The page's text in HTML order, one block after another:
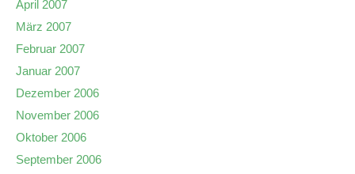
April 2007
März 2007
Februar 2007
Januar 2007
Dezember 2006
November 2006
Oktober 2006
September 2006